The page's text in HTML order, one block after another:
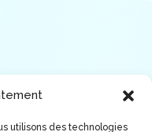
utilisons des technologies